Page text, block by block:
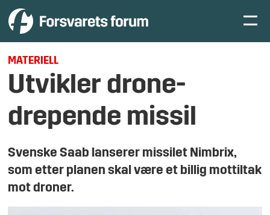
MATERIELL
Utvikler drone-
drepende missil
Svenske Saab lanserer missilet Nimbrix,
som etter planen skal være et billig mottiltak
mot droner.